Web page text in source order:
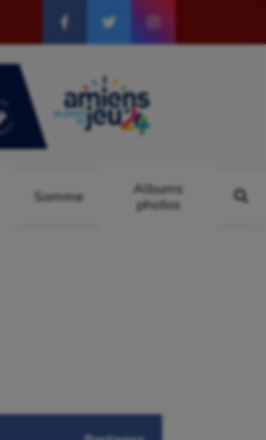
Somme
Albums
photos